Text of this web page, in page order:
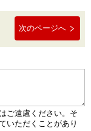
次のページへ